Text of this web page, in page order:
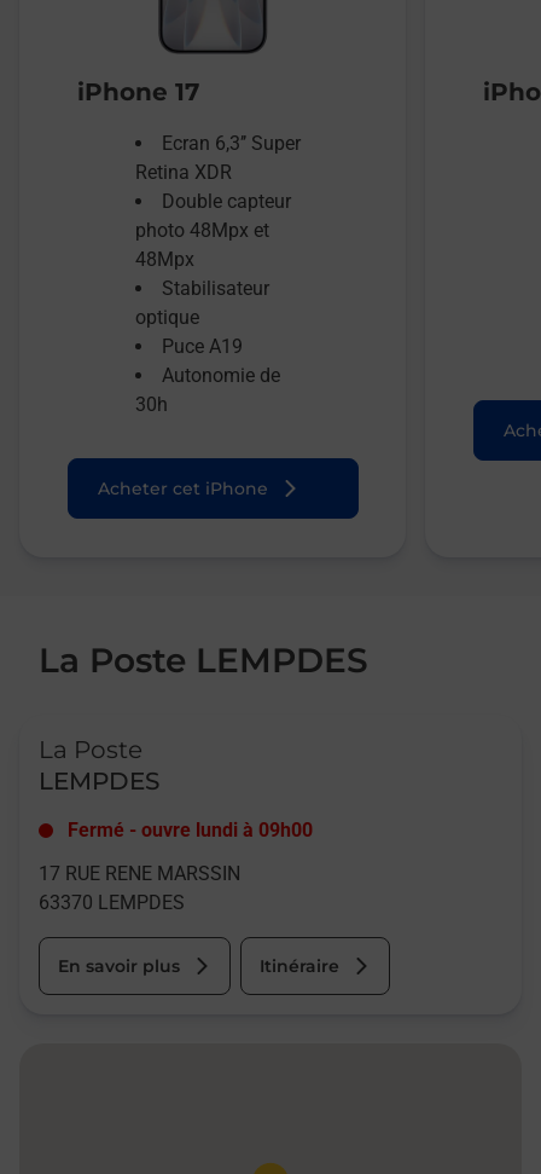
iPhone 17
Ecran 6,3’’ Super
Retina XDR
Double capteur
photo 48Mpx et
48Mpx
Stabilisateur
optique
Puce A19
Autonomie de
30h
Acheter cet iPhone
La Poste LEMPDES
La Poste
LEMPDES
Fermé - ouvre lundi à 09h00
17 RUE RENE MARSSIN
63370 LEMPDES
En savoir plus Itinéraire
Pin de la carte